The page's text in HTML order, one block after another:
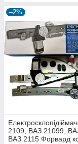
–2%
2109, ВАЗ 21099,
ВАЗ 2115 Форвард